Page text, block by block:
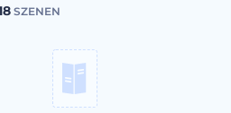
SZENEN